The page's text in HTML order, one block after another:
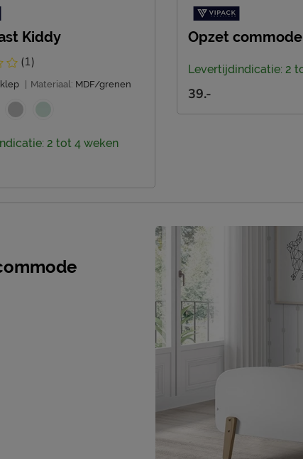
Kiddy
(1)
klep Materiaal: MDF/grenen
2 tot 4 weken
Opzet
Levertijdindicatie: 2
39.-